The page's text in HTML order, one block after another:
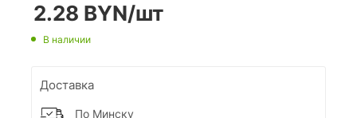
2.28 BYN/шт
В наличии
Доставка
По Минску